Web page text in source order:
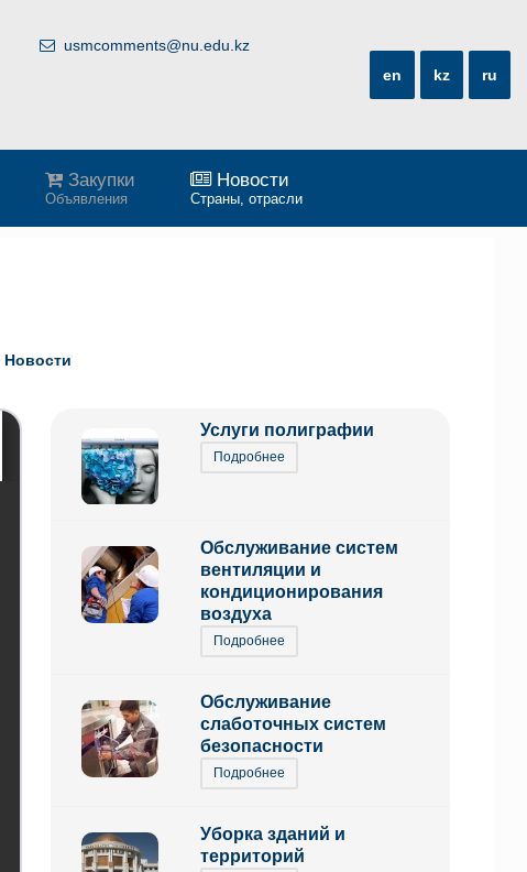
usmcomments@nu.edu.kz
ru
kz
en
Закупки
Объявления
Новости
Страны, отрасли
Новости
Услуги полиграфии
Подробнее
Обслуживание систем
вентиляции и
кондиционирования
воздуха
Подробнее
Обслуживание
слаботочных систем
безопасности
Подробнее
Уборка зданий и
территорий